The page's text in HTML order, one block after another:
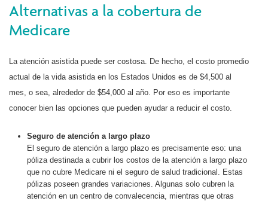
Alternativas a la cobertura de
Medicare
La atención asistida puede ser costosa. De hecho, el costo promedio
actual de la vida asistida en los Estados Unidos es de $4,500 al
mes, o sea, alrededor de $54,000 al año. Por eso es importante
conocer bien las opciones que pueden ayudar a reducir el costo.
Seguro de atención a largo plazo
El seguro de atención a largo plazo es precisamente eso: una
póliza destinada a cubrir los costos de la atención a largo plazo
que no cubre Medicare ni el seguro de salud tradicional. Estas
pólizas poseen grandes variaciones. Algunas solo cubren la
atención en un centro de convalecencia, mientras que otras